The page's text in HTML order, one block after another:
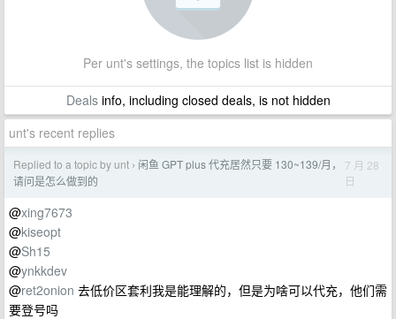
Per unt's settings, the topics list is hidden
Dealsinfo, including closed deals, is not hidden
unt's recent replies
Replied to a topic by unt › 闲鱼 GPT plus 代充居然只要 130~139/月，
请问是怎么做到的
7 月 28
日
@xing7673
@kiseopt
@Sh15
@ynkkdev
@ret2onion 去低价区套利我是能理解的，但是为啥可以代充，他们需
要登号吗